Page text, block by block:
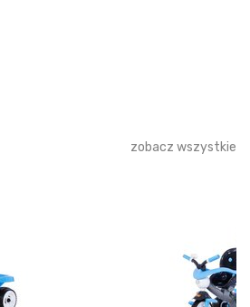
zobacz wszystkie